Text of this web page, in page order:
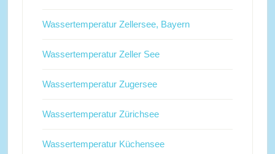
Wassertemperatur Zellersee, Bayern
Wassertemperatur Zeller See
Wassertemperatur Zugersee
Wassertemperatur Zürichsee
Wassertemperatur Küchensee